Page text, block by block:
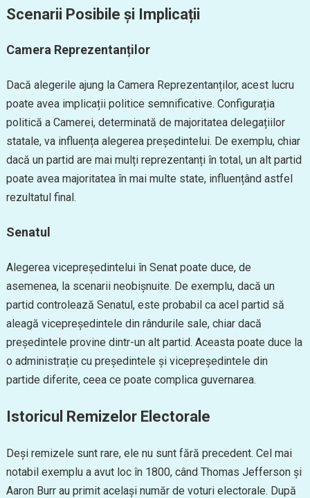
Scenarii Posibile și Implicații
Camera Reprezentanților
Dacă alegerile ajung la Camera Reprezentanților, acest lucru
poate avea implicații politice semnificative. Configurația
politică a Camerei, determinată de majoritatea delegațiilor
statale, va influența alegerea președintelui. De exemplu, chiar
dacă un partid are mai mulți reprezentanți în total, un alt partid
poate avea majoritatea în mai multe state, influențând astfel
rezultatul final.
Senatul
Alegerea vicepreședintelui în Senat poate duce, de
asemenea, la scenarii neobișnuite. De exemplu, dacă un
partid controlează Senatul, este probabil ca acel partid să
aleagă vicepreședintele din rândurile sale, chiar dacă
președintele provine dintr-un alt partid. Aceasta poate duce la
o administrație cu președintele și vicepreședintele din
partide diferite, ceea ce poate complica guvernarea.
Istoricul Remizelor Electorale
Deși remizele sunt rare, ele nu sunt fără precedent. Cel mai
notabil exemplu a avut loc în 1800, când Thomas Jefferson și
Aaron Burr au primit același număr de voturi electorale. După